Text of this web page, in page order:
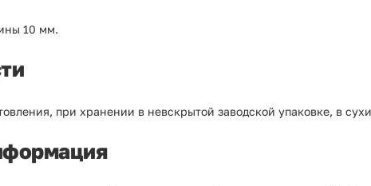
10 мм.
при хранении в невскрытой заводской упаковке, в